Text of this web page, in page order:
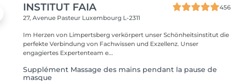
INSTITUT FAIA
456
27, Avenue Pasteur Luxembourg L-2311
Im Herzen von Limpertsberg verkörpert unser Schönheitsinstitut die
perfekte Verbindung von Fachwissen und Exzellenz. Unser
engagiertes Expertenteam e...
Supplément Massage des mains pendant la pause de
masque